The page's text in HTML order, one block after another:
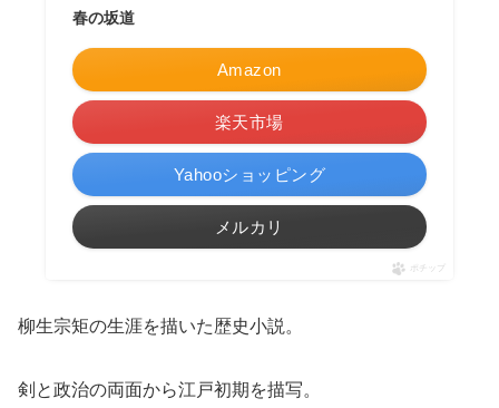
春の坂道
Amazon
楽天市場
Yahooショッピング
メルカリ
ポチップ
柳生宗矩の生涯を描いた歴史小説。
剣と政治の両面から江戸初期を描写。